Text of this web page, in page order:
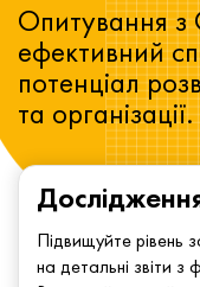
Підвищуйте рівень
на детальні звіти з
Опитування з
ефективний
потенціал
та організації.